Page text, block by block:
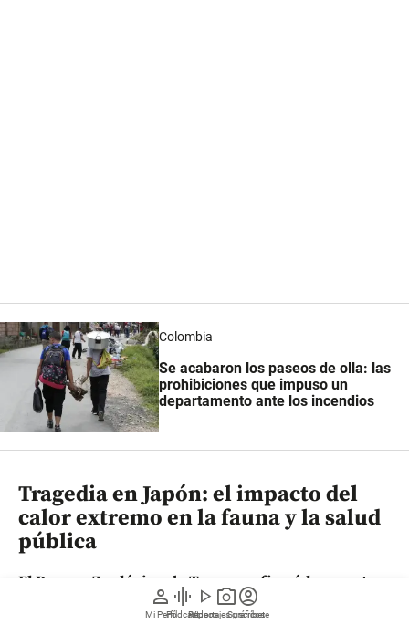
person
Mi Perfil
graphic_eq
Pódcast
play_arrow
Videos
photo_camera
Reportajes gráficos
account_circle
Suscríbete
Colombia
Se acabaron los paseos de olla: las
prohibiciones que impuso un
departamento ante los incendios
Tragedia en Japón: el impacto del
calor extremo en la fauna y la salud
pública
El Parque Zoológico de Tama confirmó la muerte
de las leonas Mugi, Ichigo y Ruena